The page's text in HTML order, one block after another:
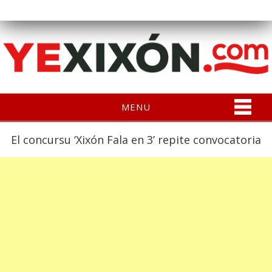
MENU
El concursu ‘Xixón Fala en 3’ repite convocatoria